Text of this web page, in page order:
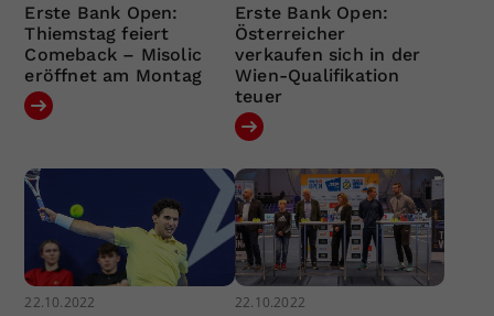
Erste Bank Open:
Thiemstag feiert
Comeback – Misolic
eröffnet am Montag
Erste Bank Open:
Österreicher
verkaufen sich in der
Wien-Qualifikation
teuer
22.10.2022 22.10.2022